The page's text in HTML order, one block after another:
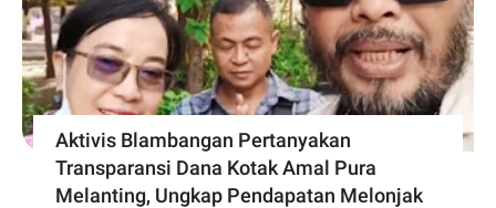
Aktivis Blambangan Pertanyakan
Transparansi Dana Kotak Amal Pura
Melanting, Ungkap Pendapatan Melonjak